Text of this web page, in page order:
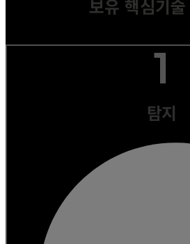
보유 핵심기
1
탐지